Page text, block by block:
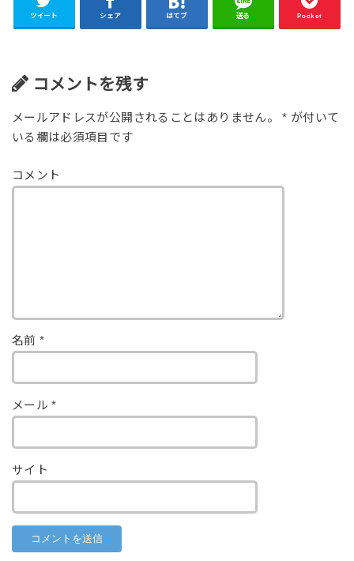
ツイート シェア はてブ 送る Pocket
コメントを残す
メールアドレスが公開されることはありません。 * が付いて
いる欄は必須項目です
コメント
名前 *
メール*
サイト